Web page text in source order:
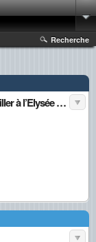
Recherche
Les interviews de Variae (1) : Monsieur X, conseiller à l’Elysée pour le #Sarkoshow